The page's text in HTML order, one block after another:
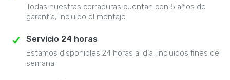
Todas nuestras cerraduras cuentan con 5 años de
garantía, incluido el montaje.
Servicio 24 horas
Estamos disponibles 24 horas al día, incluidos fines de
semana.